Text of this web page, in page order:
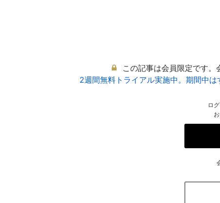
この記事は会員限定です。
2週間無料トライアル実施中。期間中
ロ